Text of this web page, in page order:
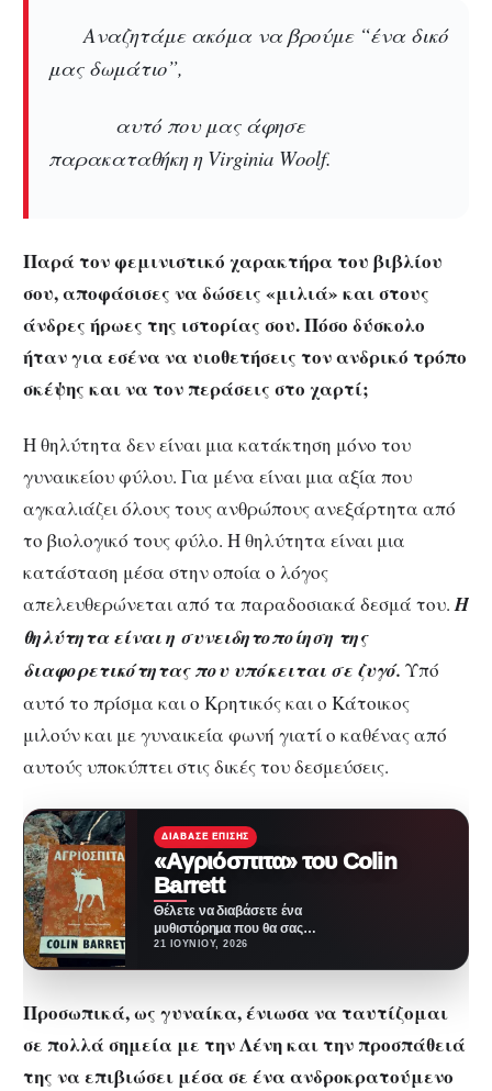
Αναζητάμε ακόμα να βρούμε “ένα δικό
μας δωμάτιο”,
αυτό που μας άφησε
παρακαταθήκη η Virginia Woolf.
Παρά τον φεμινιστικό χαρακτήρα του βιβλίου
σου, αποφάσισες να δώσεις «μιλιά» και στους
άνδρες ήρωες της ιστορίας σου. Πόσο δύσκολο
ήταν για εσένα να υιοθετήσεις τον ανδρικό τρόπο
σκέψης και να τον περάσεις στο χαρτί;
Η θηλύτητα δεν είναι μια κατάκτηση μόνο του
γυναικείου φύλου. Για μένα είναι μια αξία που
αγκαλιάζει όλους τους ανθρώπους ανεξάρτητα από
το βιολογικό τους φύλο. Η θηλύτητα είναι μια
κατάσταση μέσα στην οποία ο λόγος
απελευθερώνεται από τα παραδοσιακά δεσμά του. Η
θηλύτητα είναι η συνειδητοποίηση της
διαφορετικότητας που υπόκειται σε ζυγό. Υπό
αυτό το πρίσμα και ο Κρητικός και ο Κάτοικος
μιλούν και με γυναικεία φωνή γιατί ο καθένας από
αυτούς υποκύπτει στις δικές του δεσμεύσεις.
ΔΙΆΒΑΣΕ ΕΠΊΣΗΣ
«Αγριόσπιτα» του Colin
Barrett
Θέλετε να διαβάσετε ένα
μυθιστόρημα που θα σας
ταξιδέψει στην καρδιά της
21 ΙΟΥΝΊΟΥ, 2026
Προσωπικά, ως γυναίκα, ένιωσα να ταυτίζομαι
σε πολλά σημεία με την Λένη και την προσπάθειά
της να επιβιώσει μέσα σε ένα ανδροκρατούμενο